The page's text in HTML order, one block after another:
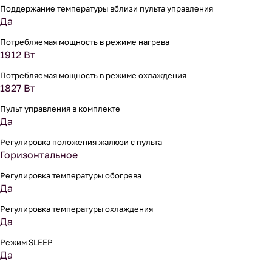
Поддержание температуры вблизи пульта управления
Да
Потребляемая мощность в режиме нагрева
1912 Вт
Потребляемая мощность в режиме охлаждения
1827 Вт
Пульт управления в комплекте
Да
Регулировка положения жалюзи с пульта
Горизонтальное
Регулировка температуры обогрева
Да
Регулировка температуры охлаждения
Да
Режим SLEEP
Да